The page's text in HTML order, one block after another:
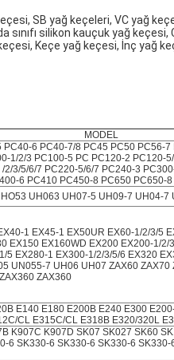
SB yağ keçeleri, VC yağ
sınıfı silikon kauçuk yağ
Keçe yağ keçesi, İnç yağ
MODEL
PC40-6 PC40-7/8 PC45 PC50 PC56-
1/2/3 PC100-5 PC PC120-2 PC120-
2/3/5/6/7 PC220-5/6/7 PC240-3
6 PC410 PC450-8 PC650 PC650-
UH063 UH07-5 UH09-7 UH04-7
1 EX45-1 EX50UR EX60-1/2/3/5
EX150 EX160WD EX200 EX200-1/
5 EX280-1 EX300-1/2/3/5/6 EX320
UN055-7 UH06 UH07 ZAX60
ZAX360
E140 E180 E200B E240 E300
CL E315C/CL E318B E320/320L
K907C K907D SK07 SK027 SK60
6 SK330-6 SK330-6 SK330-6